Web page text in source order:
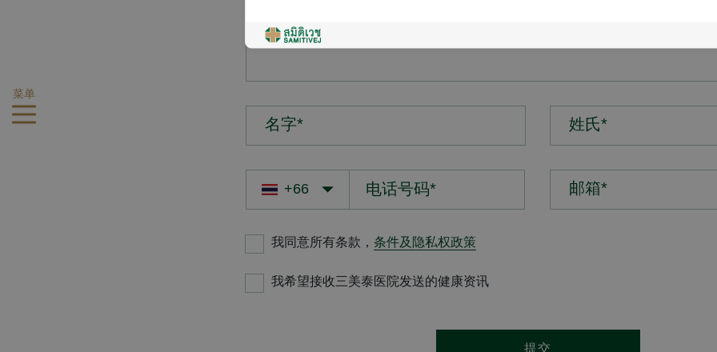
菜单
名字* 姓氏*
邮箱*
我同意所有条款， 条件及隐私权政策
我希望接收三美泰医院发送的健康资讯
提交